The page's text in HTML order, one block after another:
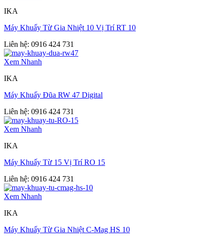
IKA
Máy Khuấy Từ Gia Nhiệt 10 Vị Trí RT 10
Liên hệ: 0916 424 731
Xem Nhanh
IKA
Máy Khuấy Đũa RW 47 Digital
Liên hệ: 0916 424 731
Xem Nhanh
IKA
Máy Khuấy Từ 15 Vị Trí RO 15
Liên hệ: 0916 424 731
Xem Nhanh
IKA
Máy Khuấy Từ Gia Nhiệt C-Mag HS 10